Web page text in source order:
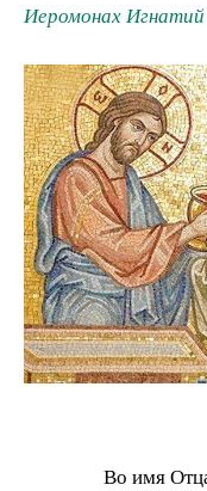
Иеромонах
Во имя